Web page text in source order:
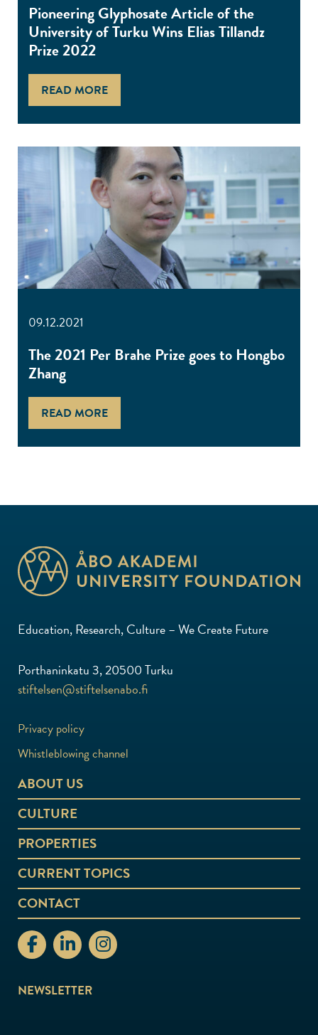
Pioneering Glyphosate Article of the
University of Turku Wins Elias Tillandz
Prize 2022
READ MORE
09.12.2021
The 2021 Per Brahe Prize goes to Hongbo
Zhang
READ MORE
Education, Research, Culture – We Create Future
Porthaninkatu 3, 20500 Turku
stiftelsen@stiftelsenabo.fi
Privacy policy
Whistleblowing channel
ABOUT US
CULTURE
PROPERTIES
CURRENT TOPICS
CONTACT
stiftelsenabo Facebook
stiftelsenabo Linkedin
stiftelsenabo Instagram
NEWSLETTER